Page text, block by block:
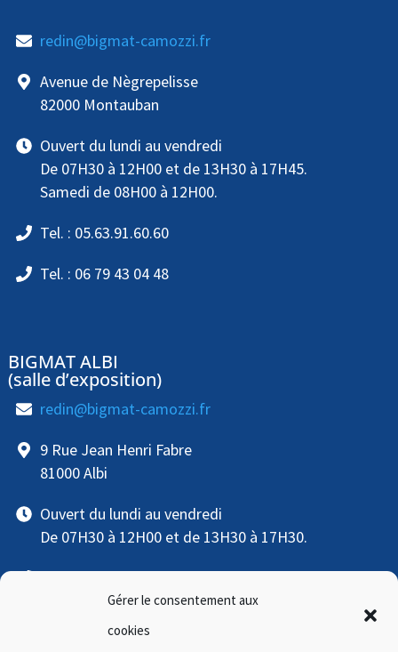
Gérer le consentement aux
cookies
redin@bigmat-camozzi.fr
Avenue de Nègrepelisse
82000 Montauban
Ouvert du lundi au vendredi
De 07H30 à 12H00 et de 13H30 à 17H45.
Samedi de 08H00 à 12H00.
Tel. : 05.63.91.60.60
Tel. : 06 79 43 04 48
BIGMAT ALBI
(salle d’exposition)
redin@bigmat-camozzi.fr
9 Rue Jean Henri Fabre
81000 Albi
Ouvert du lundi au vendredi
De 07H30 à 12H00 et de 13H30 à 17H30.
Tel. : 05.63.48.09.70